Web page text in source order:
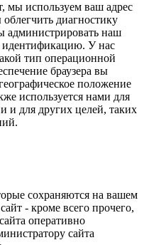
мы используем ваш адрес
диагностику
администрировать наш
идентификацию. У нас
тип операционной
браузера вы
положение
используется нами для
и для других целей, таких
сохраняются на вашем
- кроме всего прочего,
оперативно
сайта